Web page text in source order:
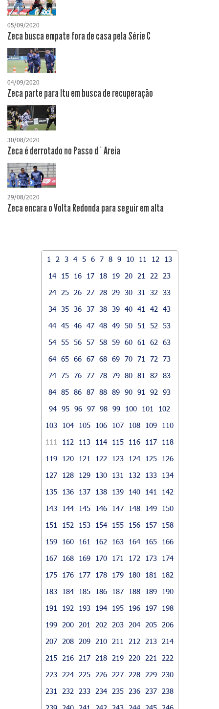
05/09/2020
Zeca busca empate fora de casa pela Série C
04/09/2020
Zeca parte para Itu em busca de recuperação
30/08/2020
Zeca é derrotado no Passo d`Areia
29/08/2020
Zeca encara o Volta Redonda para seguir em alta
1 2 3 4 5 6 7 8 9 10 11 12
13
14
15 16 17 18 19 20 21 22
23
24
25 26 27 28 29 30 31 32
33
34 35 36 37 38 39 40 41 42
43
44 45 46 47 48 49 50 51 52
53
54 55 56 57 58 59 60 61 62
63
64 65 66 67 68 69 70 71 72
73
74 75 76 77 78 79 80 81 82
83
84 85 86 87 88 89 90 91 92
93
94 95 96 97 98 99 100 101
102
103
104 105 106 107 108 109
110
111
112 113 114 115 116 117
118
119
120 121 122 123 124 125
126
127
128 129 130 131 132 133
134
135
136 137 138 139 140 141
142
143
144 145 146 147 148 149
150
151
152 153 154 155 156 157
158
159
160 161 162 163 164 165
166
167
168 169 170 171 172 173
174
175
176 177 178 179 180 181
182
183
184 185 186 187 188 189
190
191
192 193 194 195 196 197
198
199
200 201 202 203 204 205
206
207
208 209 210 211 212 213
214
215
216 217 218 219 220 221
222
223
224 225 226 227 228 229
230
231
232 233 234 235 236 237
238